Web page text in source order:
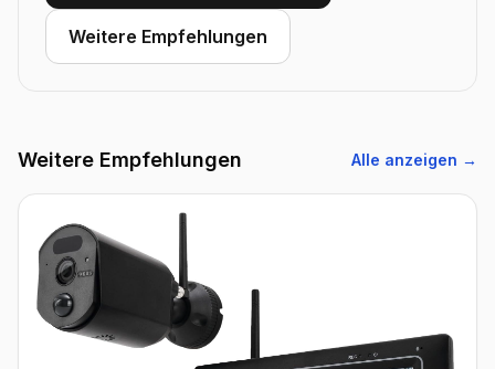
Weitere Empfehlungen
Weitere Empfehlungen Alle anzeigen →